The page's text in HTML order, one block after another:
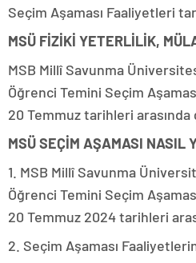
Seçim Aşaması Faaliyetleri
MSÜ FİZİKİ YETERLİLİK,
MSB Millî Savunma
Öğrenci Temini Seçim
20 Temmuz tarihleri
MSÜ SEÇİM AŞAMASI NASIL
1. MSB Millî Savunma
Öğrenci Temini Seçim
20 Temmuz 2024 tarihleri
2. Seçim Aşaması